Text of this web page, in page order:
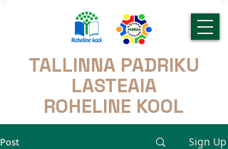
TALLINNA PADRIKU
LASTEAIA
ROHELINE KOOL
Post Sign Up